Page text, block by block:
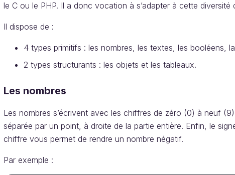
le C ou le PHP. Il a donc vocation à s’adapter à cette diversité
Il dispose de :
4 types primitifs : les nombres, les textes, les booléens,
2 types structurants : les objets et les tableaux.
Les nombres
Les nombres s’écrivent avec les chiffres de zéro (0) à neuf
séparée par un point, à droite de la partie entière. Enfin, le
chiffre vous permet de rendre un nombre négatif.
Par exemple :